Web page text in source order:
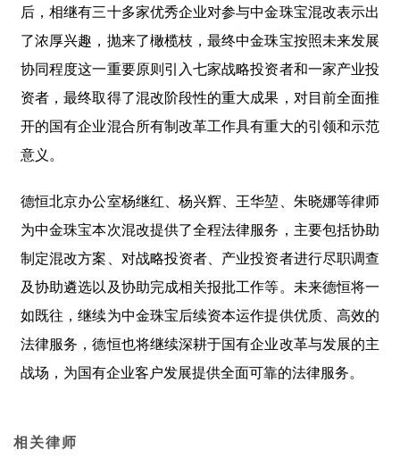
后，相继有三十多家优秀企业对参与中金珠宝混改表示出
了浓厚兴趣，抛来了橄榄枝，最终中金珠宝按照未来发展
协同程度这一重要原则引入七家战略投资者和一家产业投
资者，最终取得了混改阶段性的重大成果，对目前全面推
开的国有企业混合所有制改革工作具有重大的引领和示范
意义。
德恒北京办公室杨继红、杨兴辉、王华堃、朱晓娜等律师
为中金珠宝本次混改提供了全程法律服务，主要包括协助
制定混改方案、对战略投资者、产业投资者进行尽职调查
及协助遴选以及协助完成相关报批工作等。未来德恒将一
如既往，继续为中金珠宝后续资本运作提供优质、高效的
法律服务，德恒也将继续深耕于国有企业改革与发展的主
战场，为国有企业客户发展提供全面可靠的法律服务。
相关律师